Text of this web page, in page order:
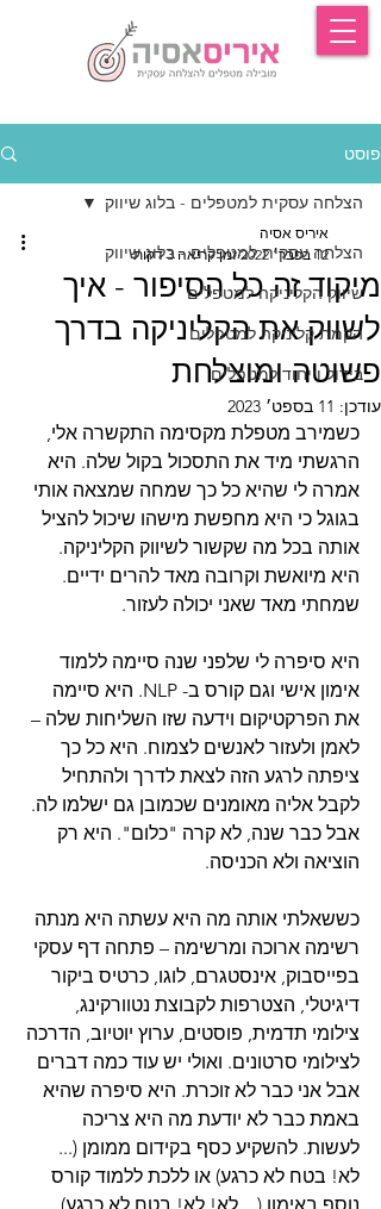
פוסט
הצלחה עסקית למטפלים - בלוג שיווק
שיווק הקליניקה למטפלים
הקמת קליניקה למטפלים
בידול וייחוד למטפלים
הצלחה עסקית למטפלים - בלוג שיווק
מיקוד זה כל הסיפור - איך
לשווק את הקליניקה בדרך
פשוטה ומוצלחת
איריס אסיה
12 בפבר׳ 2022
זמן קריאה 3 דקות
עודכן: 11 בספט׳ 2023
כשמירב מטפלת מקסימה התקשרה אלי,
הרגשתי מיד את התסכול בקול שלה. היא
אמרה לי שהיא כל כך שמחה שמצאה אותי
בגוגל כי היא מחפשת מישהו שיכול להציל
אותה בכל מה שקשור לשיווק הקליניקה.
היא מיואשת וקרובה מאד להרים ידיים.
שמחתי מאד שאני יכולה לעזור.
היא סיפרה לי שלפני שנה סיימה ללמוד
אימון אישי וגם קורס ב- NLP. היא סיימה
את הפרקטיקום וידעה שזו השליחות שלה –
לאמן ולעזור לאנשים לצמוח. היא כל כך
ציפתה לרגע הזה לצאת לדרך ולהתחיל
לקבל אליה מאומנים שכמובן גם ישלמו לה.
אבל כבר שנה, לא קרה "כלום". היא רק
הוציאה ולא הכניסה.
כששאלתי אותה מה היא עשתה היא מנתה
רשימה ארוכה ומרשימה – פתחה דף עסקי
בפייסבוק, אינסטגרם, לוגו, כרטיס ביקור
דיגיטלי, הצטרפות לקבוצת נטוורקינג,
צילומי תדמית, פוסטים, ערוץ יוטיוב, הדרכה
לצילומי סרטונים. ואולי יש עוד כמה דברים
אבל אני כבר לא זוכרת. היא סיפרה שהיא
באמת כבר לא יודעת מה היא צריכה
לעשות. להשקיע כסף בקידום ממומן (...
לא! בטח לא כרגע) או ללכת ללמוד קורס